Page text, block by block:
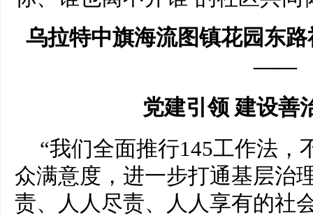
乌拉特中旗海流图镇花园东
——
党建引领 建设善
“我们全面推行145工作法，
众满意度，进一步打通基层治
责、人人尽责、人人享有的社